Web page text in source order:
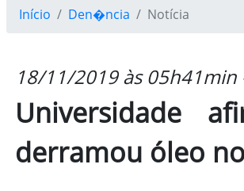
Início Den�ncia Notícia
18/11/2019 às
Universidade
derramou óleo